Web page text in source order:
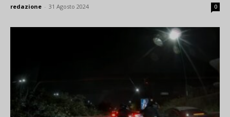
redazione - 31 Agosto 2024 0